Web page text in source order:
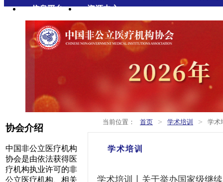
信息平台
资源中心
协会介绍
中国非公立医疗机构
协会是由依法获得医
疗机构执业许可的非
公立医疗机构、相关
当前位置： 首页 > 学术培训 > 学术
学术培训
学术培训丨关于举办国家级继